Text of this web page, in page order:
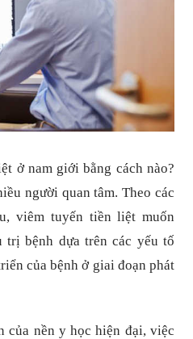
ở nam giới bằng cách nào?
người quan tâm. Theo các
viêm tuyến tiền liệt muốn
bệnh dựa trên các yếu tố
của bệnh ở giai đoạn phát
của nền y học hiện đại, việc